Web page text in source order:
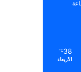
38
℃
الأربعاء